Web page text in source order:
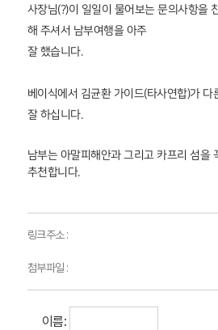
사장님(?)이 일일이 물어보는 문의사항을
해 주셔서 남부여행을 아주
잘 했습니다.
베이식에서 김균환 가이드(타사연합)가
잘 하십니다.
남부는 아말피해안과 그리고 카프리 섬을
추천합니다.
링크주소 :
첨부파일 :
이름: